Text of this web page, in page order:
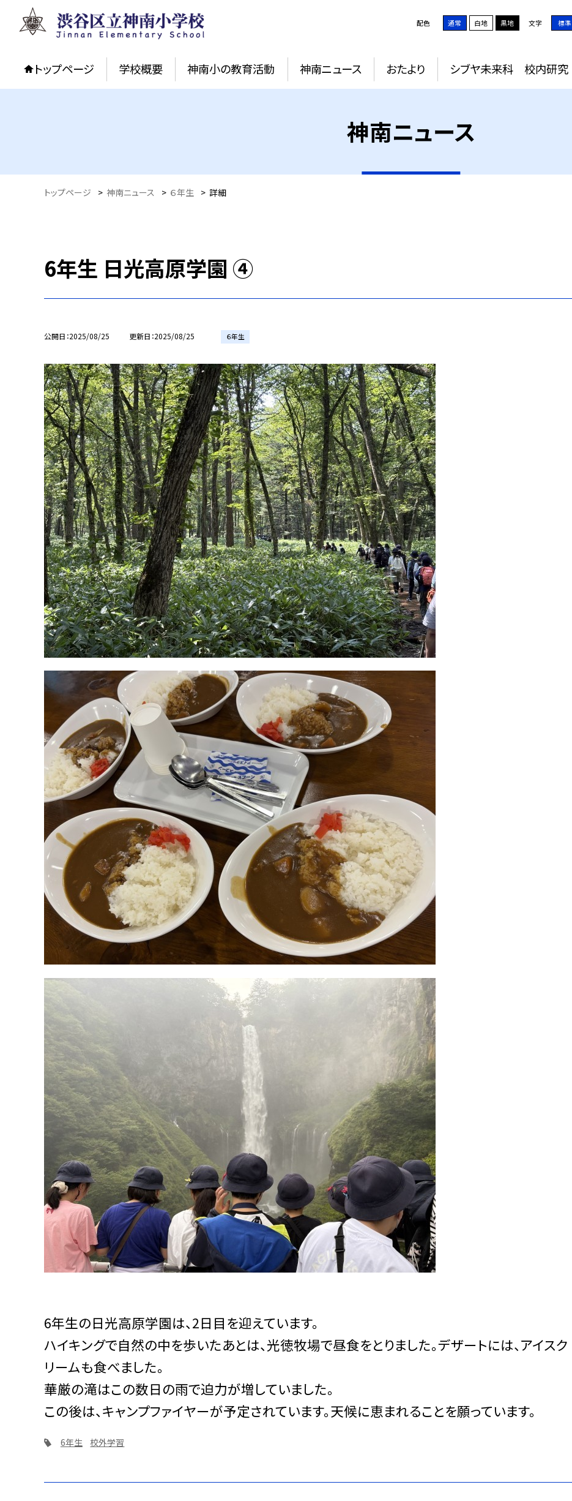
配色 通常 白地 黒地 文字 標準
トップページ 学校概要 神南小の教育活動 神南ニュース おたより シブヤ未来科 校内研究
神南ニュース
トップページ > 神南ニュース > ６年生 > 詳細
6年生 日光高原学園 ④
公開日 2025/08/25 更新日 2025/08/25 ６年生
6年生の日光高原学園は、2日目を迎えています。
ハイキングで自然の中を歩いたあとは、光徳牧場で昼食をとりました。デザートには、アイスク
リームも食べました。
華厳の滝はこの数日の雨で迫力が増していました。
この後は、キャンプファイヤーが予定されています。天候に恵まれることを願っています。
6年生 校外学習